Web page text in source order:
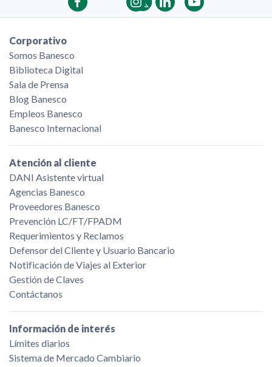
Corporativo
Somos Banesco
Biblioteca Digital
Sala de Prensa
Blog Banesco
Empleos Banesco
Banesco Internacional
Atención al cliente
DANI Asistente virtual
Agencias Banesco
Proveedores Banesco
Prevención LC/FT/FPADM
Requerimientos y Reclamos
Defensor del Cliente y Usuario Bancario
Notificación de Viajes al Exterior
Gestión de Claves
Contáctanos
Información de interés
Límites diarios
Sistema de Mercado Cambiario